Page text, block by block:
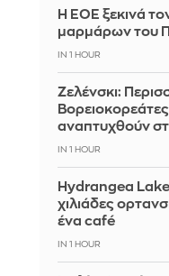
Η ΕΟΕ ξεκινά
μαρμάρων του
IN 1 HOUR
Ζελένσκι:
αναπτυχθούν
IN 1 HOUR
Hydrangea
χιλιάδες
ένα café
IN 1 HOUR